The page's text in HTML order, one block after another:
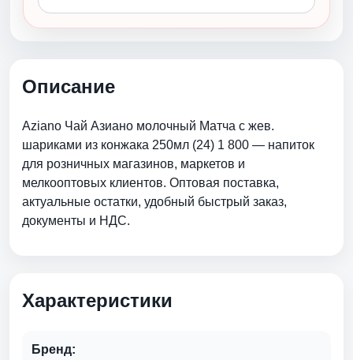
Описание
Aziano Чай Азиано молочный Матча с жев.
шариками из конжака 250мл (24) 1 800 — напиток
для розничных магазинов, маркетов и
мелкооптовых клиентов. Оптовая поставка,
актуальные остатки, удобный быстрый заказ,
документы и НДС.
Характеристики
Бренд: